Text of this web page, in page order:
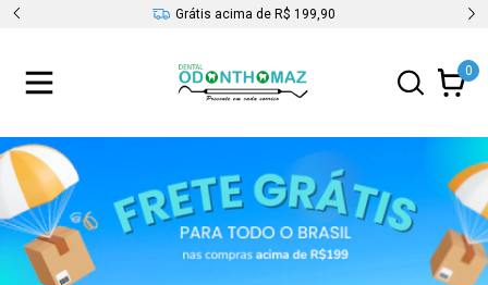
Grátis acima de R$ 199,90
0